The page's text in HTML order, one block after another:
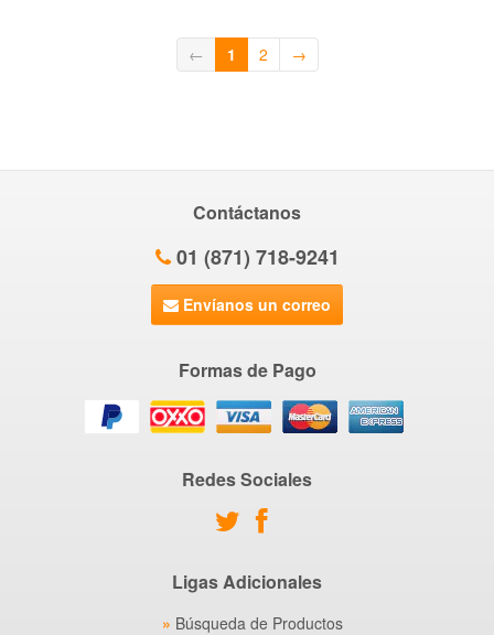
← 1 2 →
Contáctanos
01 (871) 718-9241
Envíanos un correo
Formas de Pago
Redes Sociales
Ligas Adicionales
Búsqueda de Productos